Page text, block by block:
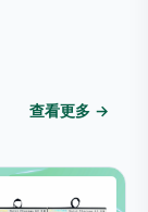
查看更多 →